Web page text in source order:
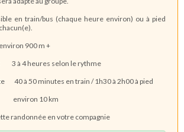
en train/bus (chaque heure environ) ou à pied
900 m +
3 à 4 heures selon le rythme
40 à 50 minutes en train / 1h30 à 2h00 à pied
environ 10 km
randonnée en votre compagnie